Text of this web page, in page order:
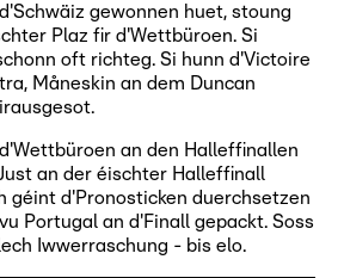
gewonnen huet, stoung
Plaz fir d'Wettbüroen. Si
oft richteg. Si hunn d'Victoire
Måneskin an dem Duncan
an den Halleffinallen
an der éischter Halleffinall
géint d'Pronosticken duerchsetzen
Portugal an d'Finall gepackt. Soss
Iwwerraschung - bis elo.